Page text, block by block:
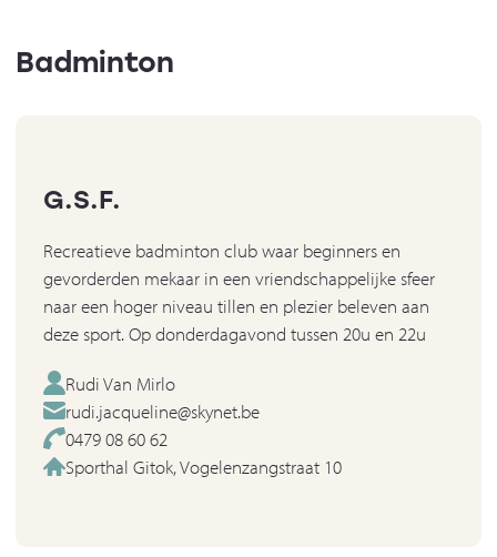
Badminton
G.S.F.
Recreatieve badminton club waar beginners en
gevorderden mekaar in een vriendschappelijke sfeer
naar een hoger niveau tillen en plezier beleven aan
deze sport. Op donderdagavond tussen 20u en 22u
Rudi Van Mirlo
rudi.jacqueline@skynet.be
0479 08 60 62
Sporthal Gitok, Vogelenzangstraat 10